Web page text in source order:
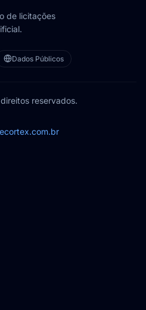
de licitações
Dados Públicos
reservados.